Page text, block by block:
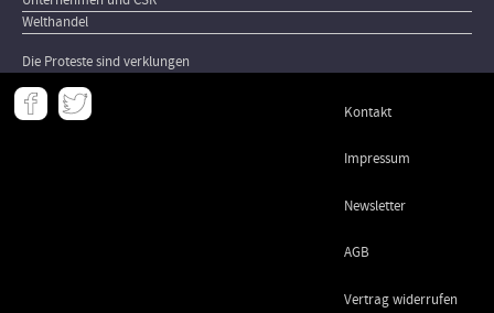
Welthandel
Die Proteste sind verklungen
Meta
- Kontakt
Impressum
Newsletter
AGB
Vertrag widerrufen